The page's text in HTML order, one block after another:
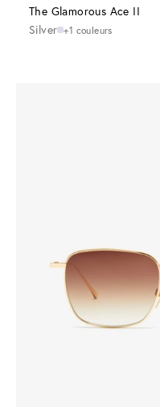
The Glamorous Ace II
Silver +1 couleurs